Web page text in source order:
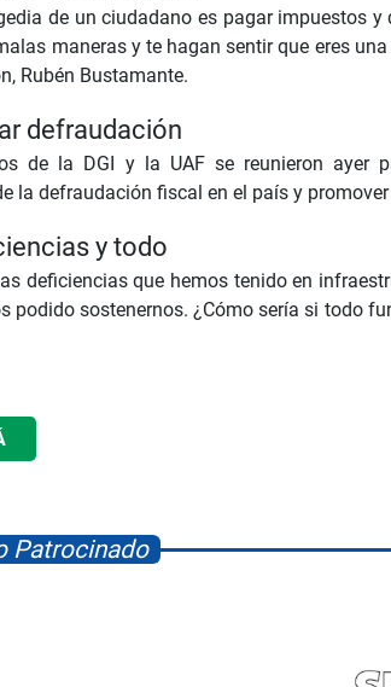
de un ciudadano es pagar impuestos
maneras y te hagan sentir que eres
Rubén Bustamante.
defraudación
de la DGI y la UAF se reunieron ayer
la defraudación fiscal en el país y
y todo
deficiencias que hemos tenido en
podido sostenernos. ¿Cómo sería si todo
Patrocinado